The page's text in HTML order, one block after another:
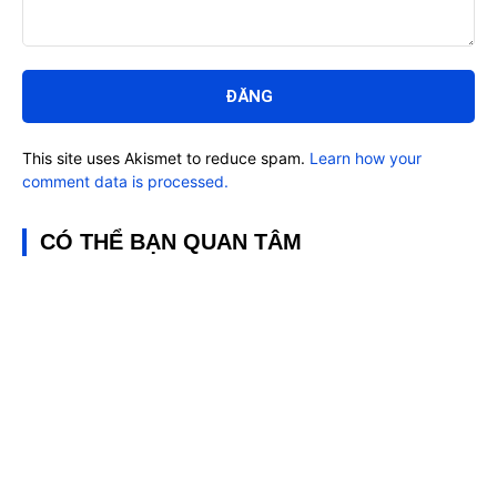
luận:
This site uses Akismet to reduce spam. Learn how your
comment data is processed.
CÓ THỂ BẠN QUAN TÂM